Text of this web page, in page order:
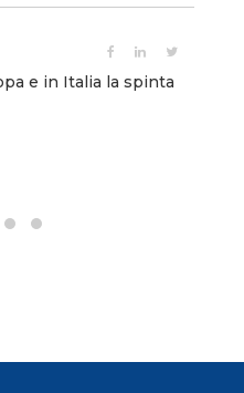
e in Italia la spinta